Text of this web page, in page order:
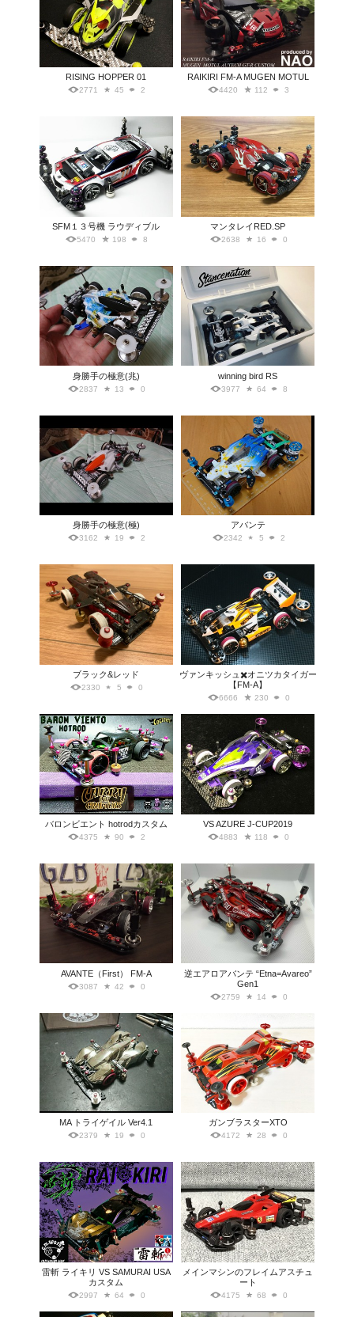
RISING HOPPER 01
2771 45 2
RAIKIRI FM-A MUGEN MOTUL
4420 112 3
SFM１３号機 ラウディブル
5470 198 8
マンタレイRED.SP
2638 16 0
身勝手の極意(兆)
2837 13 0
winning bird RS
3977 64 8
身勝手の極意(極)
3162 19 2
アバンテ
2342 5 2
ブラック&レッド
2330 5 0
ヴァンキッシュ✖️オニツカタイガー
【FM-A】
6666 230 0
バロンビエント hotrodカスタム
4375 90 2
VS AZURE J-CUP2019
4883 118 0
AVANTE（First） FM-A
3087 42 0
逆エアロアバンテ “Etna=Avareo”
Gen1
2759 14 0
MA トライゲイル Ver4.1
2379 19 0
ガンブラスターXTO
4172 28 0
雷斬 ライキリ VS SAMURAI USA
カスタム
2997 64 0
メインマシンのフレイムアスチュ
ート
4175 68 0